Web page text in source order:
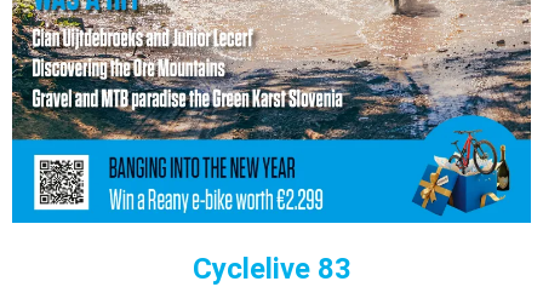
Cyclelive 83